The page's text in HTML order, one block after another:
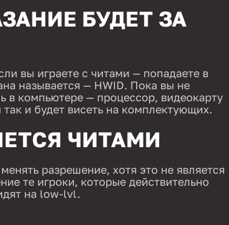
БУДЕТ ЗА
вы играете с читами — попадаете в
называется — HWID. Пока вы не
в компьютере — процессор, видеокарту
и будет висеть на комплектующих.
ЧИТАМИ
разрешение, хотя это не является
те игроки, которые действительно
на low-lvl.